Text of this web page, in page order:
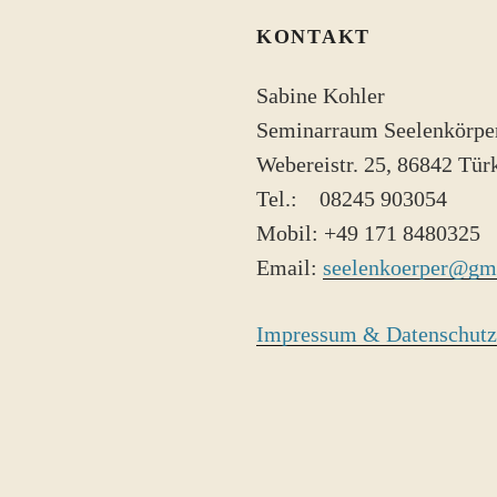
KONTAKT
Sabine Kohler
Seminarraum
Webereistr. 25, 86842
Tel.: 08245 ​903054
Mobil: +49 171 8480325
Email:
Impressum & Datenschutz